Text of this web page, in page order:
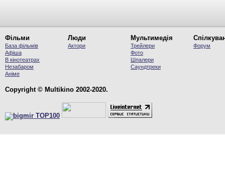
Фільми
База фільмів
Афіша
В кінотеатрах
Незабаром
Аніме
Люди
Актори
Мультимедія
Трейлери
Фото
Шпалери
Саундтреки
Форум
Copyright © Multikino 2002-2020.